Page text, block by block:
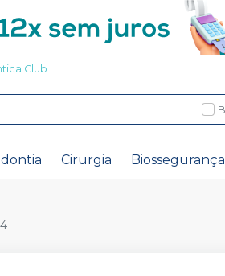
Club
Cirurgia Biossegurança